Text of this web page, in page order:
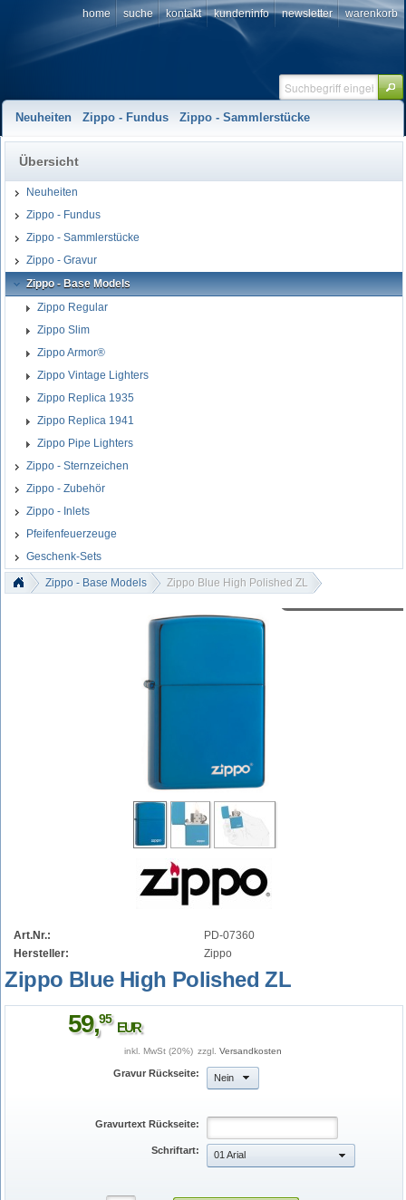
home suche kontakt kundeninfo newsletter warenkorb
Neuheiten Zippo - Fundus Zippo - Sammlerstücke
Übersicht
Neuheiten
Zippo - Fundus
Zippo - Sammlerstücke
Zippo - Gravur
Zippo - Base Models
Zippo Regular
Zippo Slim
Zippo Armor®
Zippo Vintage Lighters
Zippo Replica 1935
Zippo Replica 1941
Zippo Pipe Lighters
Zippo - Sternzeichen
Zippo - Zubehör
Zippo - Inlets
Pfeifenfeuerzeuge
Geschenk-Sets
Zippo - Base Models Zippo Blue High Polished ZL
Art.Nr.:
PD-07360
Hersteller:
Zippo
Zippo Blue High Polished ZL
59,95
EUR
inkl. MwSt (20%) zzgl. Versandkosten
Gravur Rückseite: Nein
Gravurtext Rückseite:
Schriftart: 01 Arial